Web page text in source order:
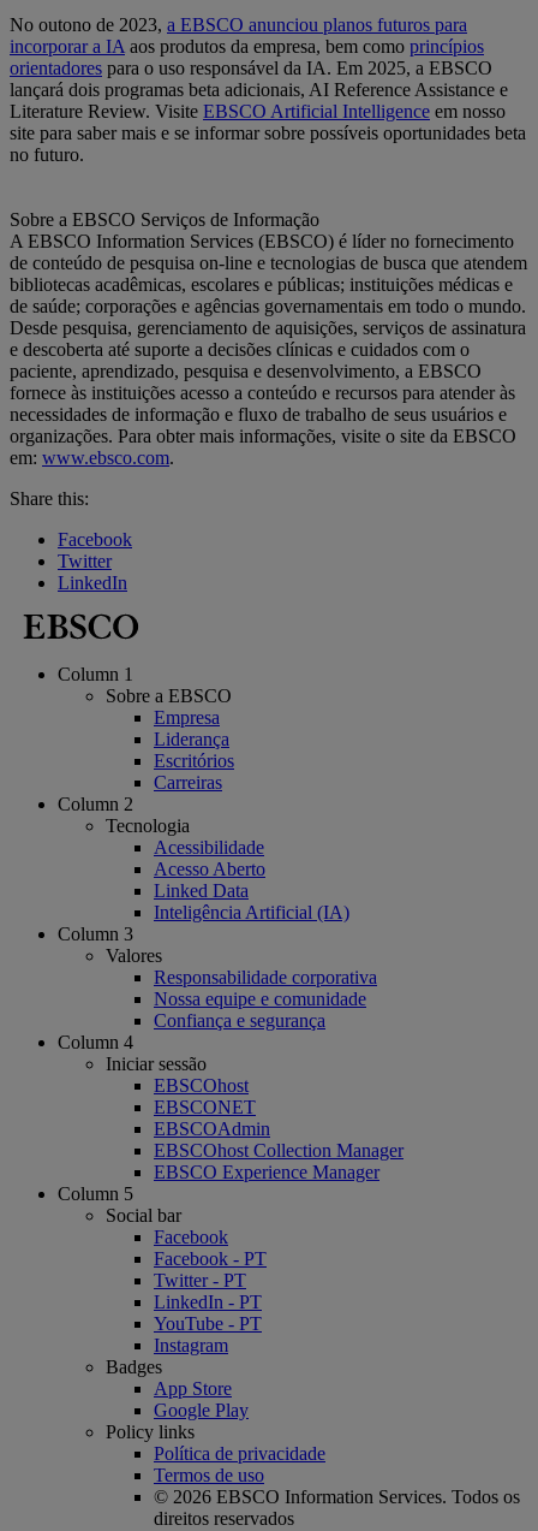
No outono de 2023, a EBSCO anunciou planos futuros para
incorporar a IA aos produtos da empresa, bem como princípios
orientadores para o uso responsável da IA. Em 2025, a EBSCO
lançará dois programas beta adicionais, AI Reference Assistance e
Literature Review. Visite EBSCO Artificial Intelligence em nosso
site para saber mais e se informar sobre possíveis oportunidades beta
no futuro.
Sobre a EBSCO Serviços de Informação
A EBSCO Information Services (EBSCO) é líder no fornecimento
de conteúdo de pesquisa on-line e tecnologias de busca que atendem
bibliotecas acadêmicas, escolares e públicas; instituições médicas e
de saúde; corporações e agências governamentais em todo o mundo.
Desde pesquisa, gerenciamento de aquisições, serviços de assinatura
e descoberta até suporte a decisões clínicas e cuidados com o
paciente, aprendizado, pesquisa e desenvolvimento, a EBSCO
fornece às instituições acesso a conteúdo e recursos para atender às
necessidades de informação e fluxo de trabalho de seus usuários e
organizações. Para obter mais informações, visite o site da EBSCO
em: www.ebsco.com.
Share this:
Facebook
Twitter
LinkedIn
Column 1
Sobre a EBSCO
Empresa
Liderança
Escritórios
Carreiras
Column 2
Tecnologia
Acessibilidade
Acesso Aberto
Linked Data
Inteligência Artificial (IA)
Column 3
Valores
Responsabilidade corporativa
Nossa equipe e comunidade
Confiança e segurança
Column 4
Iniciar sessão
EBSCOhost
EBSCONET
EBSCOAdmin
EBSCOhost Collection Manager
EBSCO Experience Manager
Column 5
Social bar
Facebook
Facebook - PT
Twitter - PT
LinkedIn - PT
YouTube - PT
Instagram
Badges
App Store
Google Play
Policy links
Política de privacidade
Termos de uso
© 2026 EBSCO Information Services. Todos os
direitos reservados